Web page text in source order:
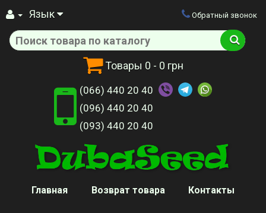
Язык
Товары 0 - 0 грн
Обратный звонок
(066) 440 20 40
(096) 440 20 40
(093) 440 20 40
Главная Возврат товара Контакты